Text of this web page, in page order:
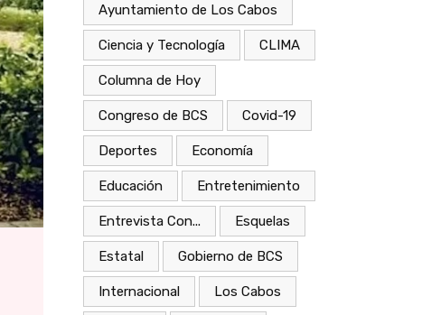
Ayuntamiento de Los Cabos
Ciencia y Tecnología CLIMA
Columna de Hoy
Congreso de BCS Covid-19
Deportes Economía
Educación Entretenimiento
Entrevista Con... Esquelas
Estatal Gobierno de BCS
Internacional Los Cabos